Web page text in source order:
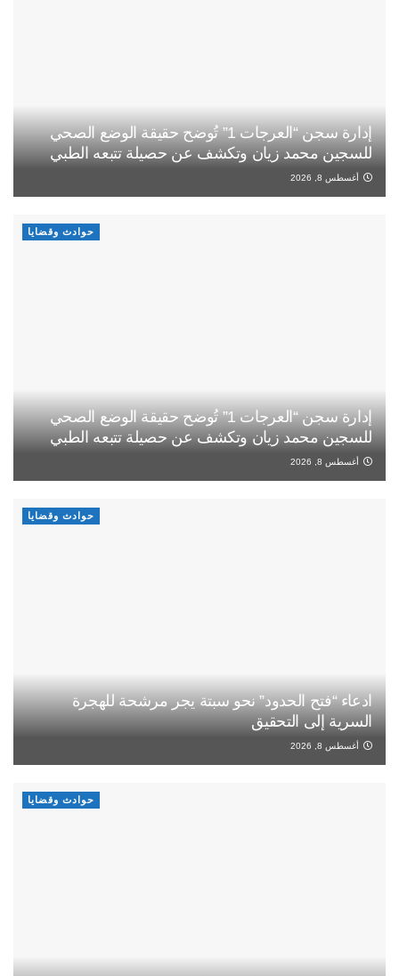
إدارة سجن “العرجات 1” تُوضح حقيقة الوضع الصحي
للسجين محمد زيان وتكشف عن حصيلة تتبعه الطبي
أغسطس 8, 2026
حوادث وقضايا
إدارة سجن “العرجات 1” تُوضح حقيقة الوضع الصحي
للسجين محمد زيان وتكشف عن حصيلة تتبعه الطبي
أغسطس 8, 2026
حوادث وقضايا
ادعاء “فتح الحدود” نحو سبتة يجر مرشحة للهجرة
السرية إلى التحقيق
أغسطس 8, 2026
حوادث وقضايا